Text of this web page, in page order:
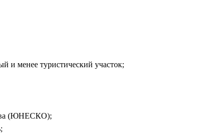
отели, комфортный транспорт.
Увидите главное и даже успеете в парк.
и менее туристический участок;
(ЮНЕСКО);